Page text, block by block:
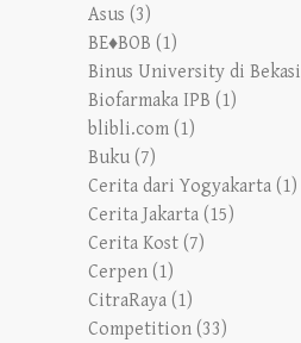
Asus (3)
BE♦BOB (1)
Binus University di Bekasi
Biofarmaka IPB (1)
blibli.com (1)
Buku (7)
Cerita dari Yogyakarta (1)
Cerita Jakarta (15)
Cerita Kost (7)
Cerpen (1)
CitraRaya (1)
Competition (33)